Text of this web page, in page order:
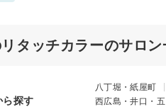
タッチカラーのサロン
ら探す
八丁堀・紙屋町
西広島・井口・